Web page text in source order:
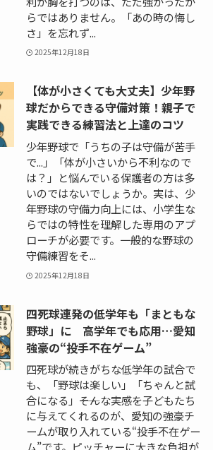
らではありません。「あの時の悔し
さ」を忘れず...
2025年12月18日
【体が小さくても大丈夫】少年野
球だからできる守備対策！親子で
実践できる練習法と上達のコツ
少年野球で「うちの子は守備が苦手
で...」「体が小さいから不利なので
は？」と悩んでいる保護者の方は多
いのではないでしょうか。実は、少
年野球の守備力向上には、小学生な
らではの特性を理解した専用のアプ
ローチが必要です。一般的な野球の
守備練習をそ...
2025年12月18日
四死球連発の低学年も「まともな
野球」に 高学年でも応用…愛知
強豪の“投手不在ゲーム”
四死球が続きがちな低学年の試合で
も、「野球は楽しい」「ちゃんと試
合になる」――そんな実感を子どもたち
に与えてくれるのが、愛知の強豪チ
ームが取り入れている“投手不在ゲー
ム”です。ピッチャーに大きな負担が